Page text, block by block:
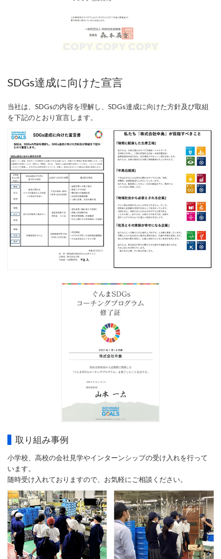
SDGs達成に向けた宣言
当社は、SDGsの内容を理解し、SDGs達成に向けた方針及び取組
を下記のとおり宣言します。
取り組み事例
小学校、高校の会社見学やインターンシップの受け入れを行って
います。
随時受け入れておりますので、お気軽にご相談ください。